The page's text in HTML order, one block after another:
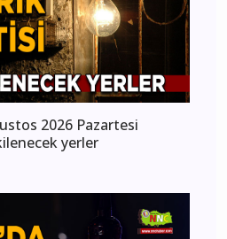
2026 Pazartesi
yerler